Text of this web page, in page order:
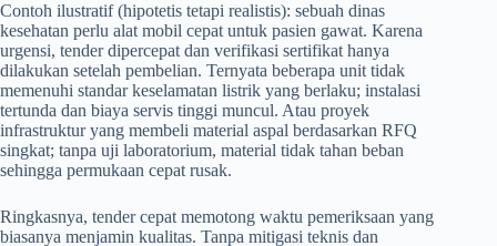
Contoh ilustratif (hipotetis tetapi realistis): sebuah dinas
kesehatan perlu alat mobil cepat untuk pasien gawat. Karena
urgensi, tender dipercepat dan verifikasi sertifikat hanya
dilakukan setelah pembelian. Ternyata beberapa unit tidak
memenuhi standar keselamatan listrik yang berlaku; instalasi
tertunda dan biaya servis tinggi muncul. Atau proyek
infrastruktur yang membeli material aspal berdasarkan RFQ
singkat; tanpa uji laboratorium, material tidak tahan beban
sehingga permukaan cepat rusak.
Ringkasnya, tender cepat memotong waktu pemeriksaan yang
biasanya menjamin kualitas. Tanpa mitigasi teknis dan